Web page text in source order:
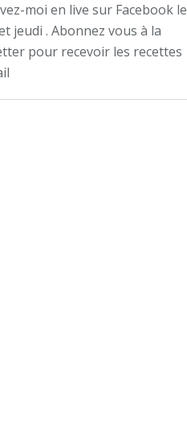
moi en live sur Facebook le
jeudi . Abonnez vous à la
pour recevoir les recettes